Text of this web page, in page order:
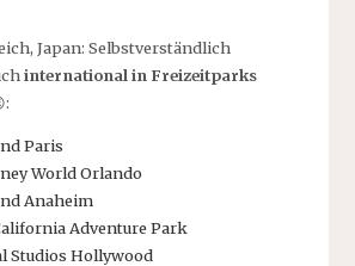
Japan: Selbstverständlich
international in Freizeitparks
Paris
World Orlando
Anaheim
Adventure Park
Studios Hollywood